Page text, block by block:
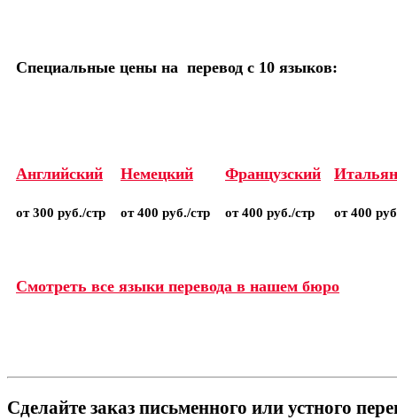
Специальные цены на перевод с 10 языков:
Английский
от 300 руб./стр
Немецкий
от 400 руб./стр
Французский
от 400 руб./стр от 400
Смотреть все языки перевода в нашем бюро
Сделайте заказ письменного или устного